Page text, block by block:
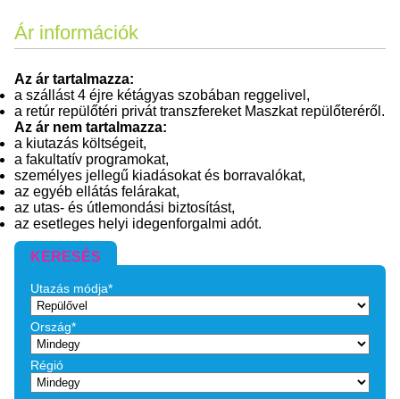
Ár információk
Az ár tartalmazza:
a szállást 4 éjre kétágyas szobában reggelivel,
a retúr repülőtéri privát transzfereket Maszkat repülőteréről.
Az ár nem tartalmazza:
a kiutazás költségeit,
a fakultatív programokat,
személyes jellegű kiadásokat és borravalókat,
az egyéb ellátás felárakat,
az utas- és útlemondási biztosítást,
az esetleges helyi idegenforgalmi adót.
KERESÉS
Utazás módja*
Ország*
Régió